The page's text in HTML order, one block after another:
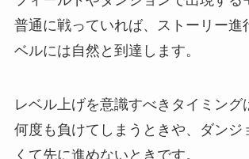
普通に戦っていれば、ストーリー進
ベルには自然と到達します。
レベル上げを意識すべきタイミング
何度も負けてしまうときや、ダンジ
くて先に進めないときです。